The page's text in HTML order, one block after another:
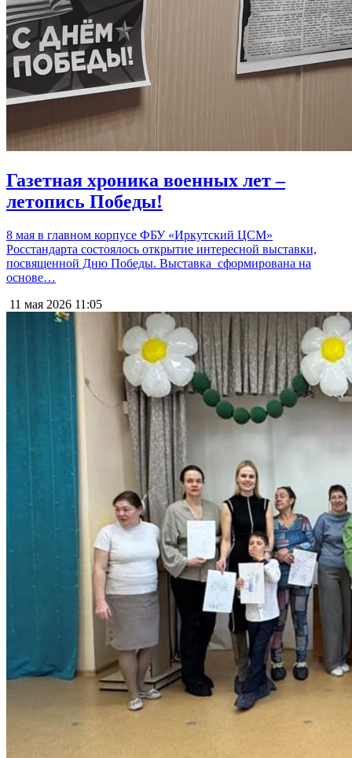
Газетная хроника военных лет –
летопись Победы!
8 мая в главном корпусе ФБУ «Иркутский ЦСМ»
Росстандарта состоялось открытие интересной выставки,
посвященной Дню Победы. Выставка сформирована на
основе…
11 мая 2026 11:05